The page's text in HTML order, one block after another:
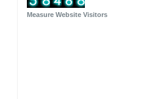
Measure Website Visitors